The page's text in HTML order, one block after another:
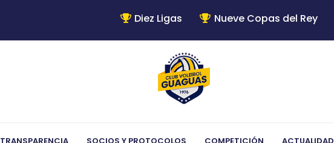
Diez Ligas Nueve Copas del Rey